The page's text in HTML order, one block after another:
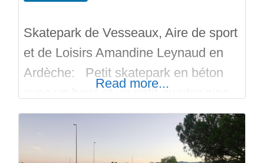
Skatepark de Vesseaux, Aire de sport
et de Loisirs Amandine Leynaud en
Ardèche: Petit skatepark en béton
avec un bowl et un petit quarter pipe.
Il manque des banks ça aurait pu être
un peu mieux pensé pour en caler 1
ou 2. Mais ça reste assez sympa. Le
Read more...